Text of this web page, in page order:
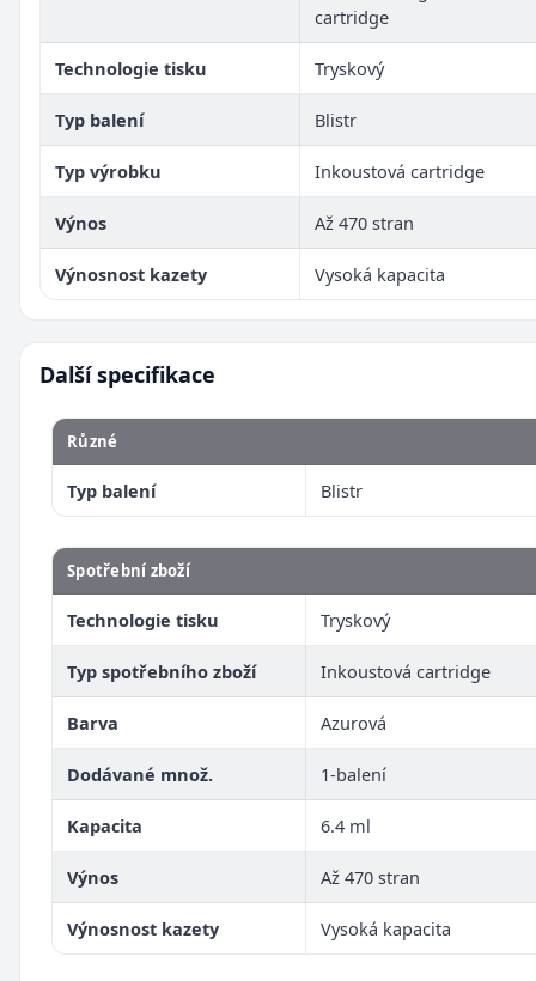
cartridge
Technologie tisku Tryskový
Typ balení Blistr
Typ výrobku Inkoustová cartridge
Výnos Až 470 stran
Výnosnost kazety Vysoká kapacita
Další specifikace
Různé
Typ balení Blistr
Spotřební zboží
Technologie tisku Tryskový
Typ spotřebního zboží Inkoustová cartridge
Barva Azurová
Dodávané množ. 1-balení
Kapacita 6.4 ml
Výnos Až 470 stran
Výnosnost kazety Vysoká kapacita